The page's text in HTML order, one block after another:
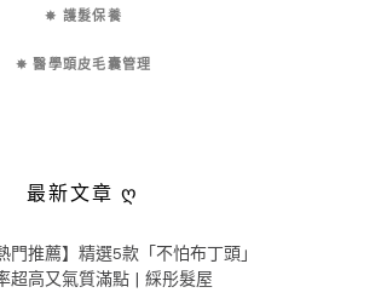
✵ 護髮保養
✵ 醫學頭皮毛囊管理
最新文章 ღ
門推薦】精選5款「不怕布丁頭」
超高又氣質滿點 | 綵彤髮屋